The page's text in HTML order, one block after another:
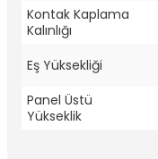
Kontak Kaplama
Kalınlığı
Eş Yüksekliği
Panel Üstü
Yükseklik